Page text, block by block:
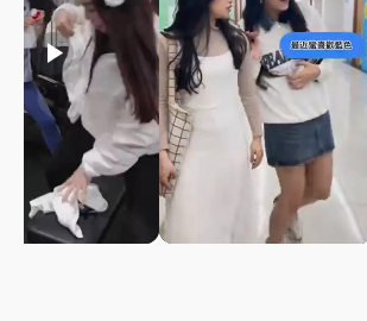
play_arrow play_arrow